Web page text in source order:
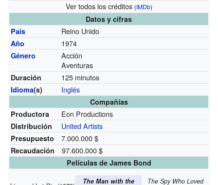
Ver todos los créditos (IMDb)
Datos y cifras
País
Reino Unido
Año 1974
Género
Acción
Aventuras
Duración 125 minutos
Idioma(s) Inglés
Compañías
Productora
Eon Productions
Distribución United Artists
Presupuesto 7.000.000 $
Recaudación 97.600.000 $
Películas de James Bond
The Man with the
The Spy Who Loved